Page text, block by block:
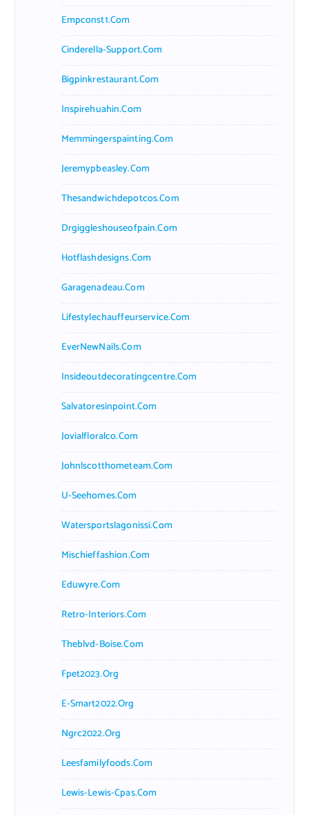
Empconst1.com
Cinderella-Support.com
Bigpinkrestaurant.com
Inspirehuahin.com
Memmingerspainting.com
Jeremypbeasley.com
Thesandwichdepotcos.com
Drgiggleshouseofpain.com
Hotflashdesigns.com
Garagenadeau.com
Lifestylechauffeurservice.com
EverNewNails.com
Insideoutdecoratingcentre.com
Salvatoresinpoint.com
Jovialfloralco.com
Johnlscotthometeam.com
U-Seehomes.com
Watersportslagonissi.com
Mischieffashion.com
Eduwyre.com
Retro-Interiors.com
Theblvd-Boise.com
Fpet2023.org
E-Smart2022.org
Ngrc2022.org
Leesfamilyfoods.com
Lewis-Lewis-Cpas.com